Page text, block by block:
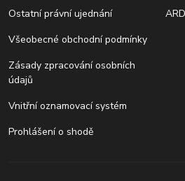
Ostatní právní ujednání
Všeobecné obchodní podmínky
Zásady zpracování osobních
údajů
Vnitřní oznamovací systém
Prohlášení o shodě